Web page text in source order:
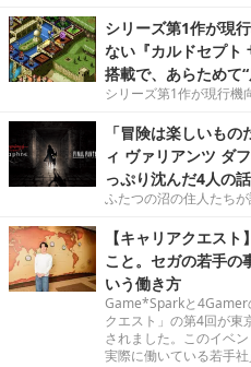
シリーズ第1作が現
ない『カルドセプト
搭載で、あらためて
シリーズ第1作が現行機
「冒険は楽しいも
ィ ヴァリアンツ ダ
っぷり沈んだ4人の話
ふたつの沼の住人たちが
【キャリアクエス
こと。セガの若手の
いう働き方
Game*Sparkと4Gamer
クエスト」の第4回が東
されました。このイベ
実際に働いている若手